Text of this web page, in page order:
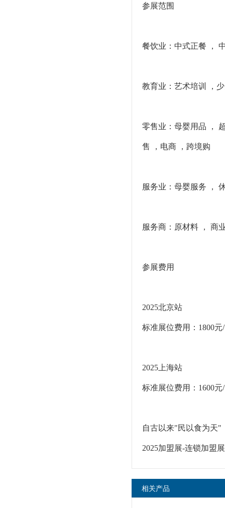
参展范围
餐饮业：中式正餐 ，
教育业：艺术培训 ，
零售业：母婴用品 ，
售 ，电商 ，跨境购
服务业：母婴服务 ，
服务商：原材料 ， 商
参展费用
2025北京站
标准展位费用：1800
2025上海站
标准展位费用：1600
自古以来"民以食为天"
2025加盟展-连锁加盟
相关产品